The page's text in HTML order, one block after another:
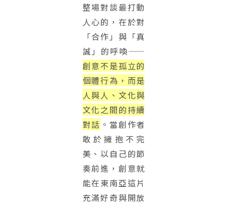
整場對談最打動
人心的，在於對
「合作」與「真
誠」的呼喚——
創意不是孤立的
個體行為，而是
人與人、文化與
文化之間的持續
對話 。當創作者
敢於擁抱不完
美、以自己的節
奏前進，創意就
能在東南亞這片
充滿好奇與開放